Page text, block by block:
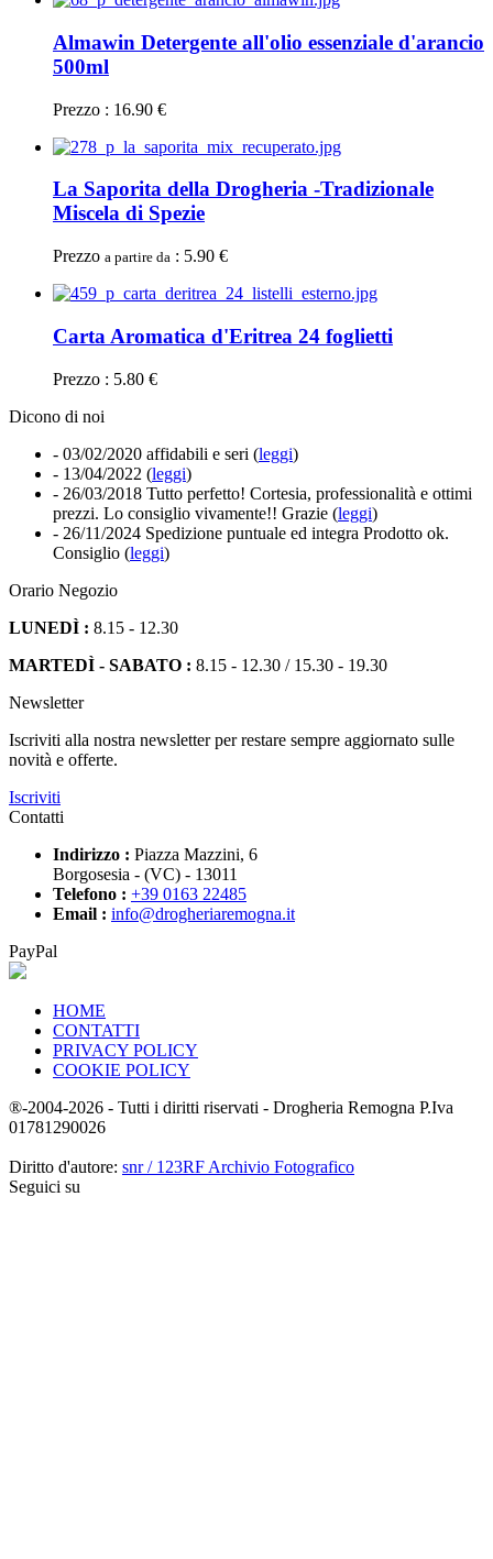
Almawin Detergente all'olio essenziale d'arancio
500ml
Prezzo : 16.90 €
La Saporita della Drogheria -Tradizionale
Miscela di Spezie
Prezzo a partire da : 5.90 €
Carta Aromatica d'Eritrea 24 foglietti
Prezzo : 5.80 €
Dicono di noi
- 03/02/2020 affidabili e seri (leggi)
- 13/04/2022 (leggi)
- 26/03/2018 Tutto perfetto! Cortesia, professionalità e ottimi
prezzi. Lo consiglio vivamente!! Grazie (leggi)
- 26/11/2024 Spedizione puntuale ed integra Prodotto ok.
Consiglio (leggi)
Orario Negozio
LUNEDÌ : 8.15 - 12.30
MARTEDÌ - SABATO : 8.15 - 12.30 / 15.30 - 19.30
Newsletter
Iscriviti alla nostra newsletter per restare sempre aggiornato sulle
novità e offerte.
Iscriviti
Contatti
Indirizzo : Piazza Mazzini, 6
Borgosesia - (VC) - 13011
Telefono : +39 0163 22485
Email : info@drogheriaremogna.it
PayPal
HOME
CONTATTI
PRIVACY POLICY
COOKIE POLICY
®-2004-2026 - Tutti i diritti riservati - Drogheria Remogna P.Iva
01781290026
Diritto d'autore: snr / 123RF Archivio Fotografico
Seguici su